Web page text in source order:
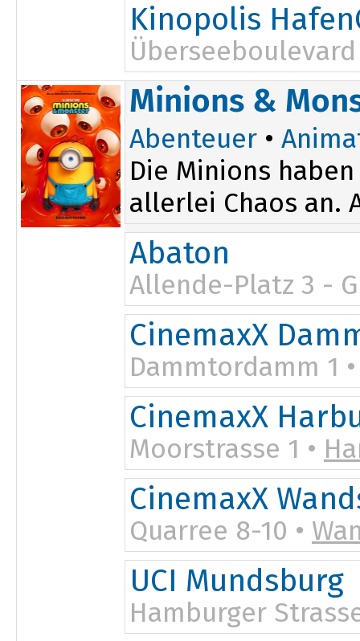
Kinopolis
Überseeboulevard
Minions &
Abenteuer •
Die Minions
allerlei Chaos an.
Abaton
Allende-Platz 3 -
CinemaxX
Dammtordamm 1
CinemaxX
Moorstrasse 1 •
CinemaxX
Quarree 8-10 •
UCI Mundsburg
Hamburger